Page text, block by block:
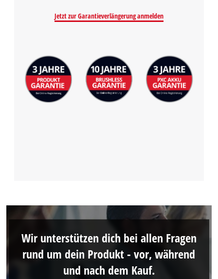
Management Platform
Jetzt zur Garantieverlängerung anmelden
Wir unterstützen dich bei allen Fragen
rund um dein Produkt - vor, während
und nach dem Kauf.